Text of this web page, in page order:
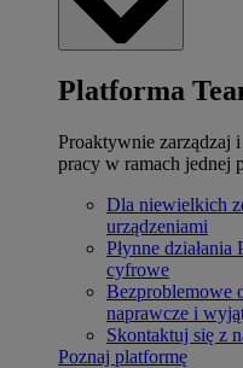
Platforma
Proaktywnie zarządzaj
pracy w ramach jednej
Dla niewielkich
urządzeniami
Płynne działania
cyfrowe
Bezproblemowe
naprawcze i
Skontaktuj się z
Poznaj platformę